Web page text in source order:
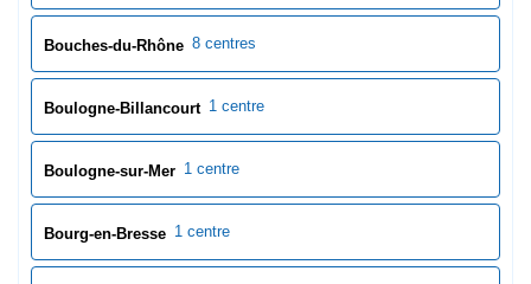
Bouches-du-Rhône 8 centres
Boulogne-Billancourt 1 centre
Boulogne-sur-Mer 1 centre
Bourg-en-Bresse 1 centre